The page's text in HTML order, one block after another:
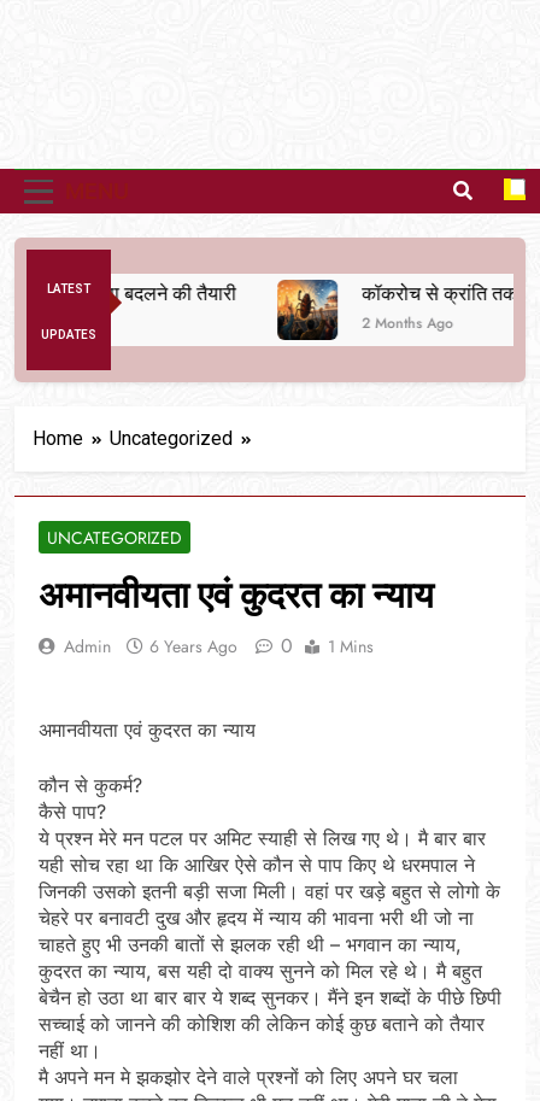
LATEST
UPDATES
व्यवस्था बदलने की तैयारी कॉकरोच से क्रांति तक
2 Months Ago
Home Uncategorized
UNCATEGORIZED
अमानवीयता एवं कुदरत का न्याय
Admin 6 Years Ago 0 1 Mins
अमानवीयता एवं कुदरत का न्याय
कौन से कुकर्म?
कैसे पाप?
ये प्रश्न मेरे मन पटल पर अमिट स्याही से लिख गए थे। मै बार बार
यही सोच रहा था कि आखिर ऐसे कौन से पाप किए थे धरमपाल ने
जिनकी उसको इतनी बड़ी सजा मिली। वहां पर खड़े बहुत से लोगो के
चेहरे पर बनावटी दुख और हृदय में न्याय की भावना भरी थी जो ना
चाहते हुए भी उनकी बातों से झलक रही थी – भगवान का न्याय,
कुदरत का न्याय, बस यही दो वाक्य सुनने को मिल रहे थे। मै बहुत
बेचैन हो उठा था बार बार ये शब्द सुनकर। मैंने इन शब्दों के पीछे छिपी
सच्चाई को जानने की कोशिश की लेकिन कोई कुछ बताने को तैयार
नहीं था।
मै अपने मन मे झकझोर देने वाले प्रश्नों को लिए अपने घर चला